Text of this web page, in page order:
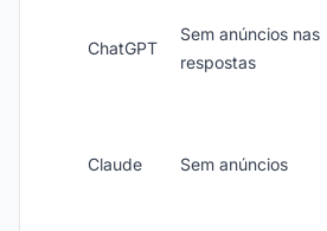
ChatGPT
Sem anúncios nas
respostas
Claude Sem anúncios